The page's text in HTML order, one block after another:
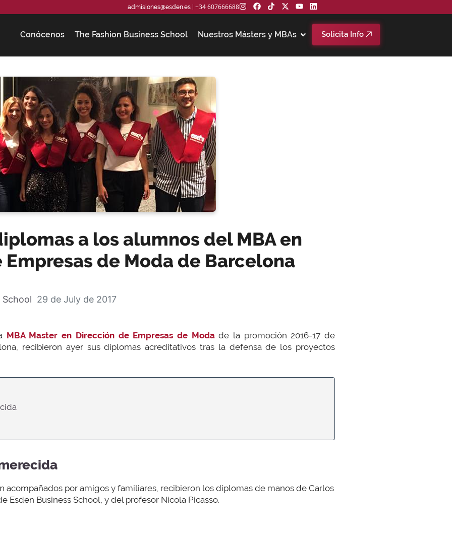
admisiones@esden.es| +34 607666688
Conócenos The Fashion Business School Nuestros Másters y MBAs Solicita Info
a los alumnos del MBA en
de Moda de Barcelona
School 29 de July de 2017
MBA Master en Dirección de Empresas de Modade la promoción 2016-17 de
recibieron ayer sus diplomas acreditativos tras la defensa de los proyectos
acompañados por amigos y familiares, recibieron los diplomas de manos de Carlos
Esden Business School, y del profesor Nicola Picasso.